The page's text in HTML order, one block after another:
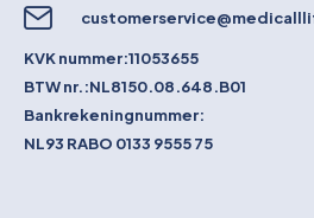
KVK nummer:11053655
BTW nr.:NL8150.08.648.B01
Bankrekeningnummer:
NL93 RABO 0133 9555 75